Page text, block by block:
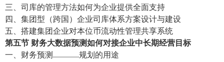
三、司库的管理方法如何为企业提供全面支持
四、集团型（跨国）企业司库体系方案设计与建设
五、 搭建集团企业对本位币流动性管理共享系统
第五节 财务大数据预测如何对接企业中长期经营目标
一、财务预测.............规划的用途